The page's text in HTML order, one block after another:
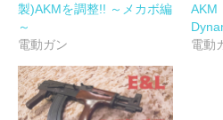
製)AKMを調整!! ～メカボ編
～
電動ガン
AKM
電動